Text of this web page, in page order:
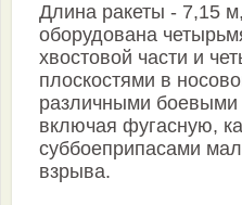
Длина ракеты - 7,15
оборудована
хвостовой части и
плоскостями в
различными боевыми
включая фугасную,
суббоеприпасами
взрыва.